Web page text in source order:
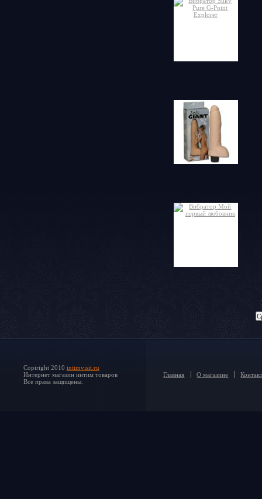
Copiright 2010 intimvisit.ru
Интернет магазин интим товаров
Все права защищены.
Главная О магазине